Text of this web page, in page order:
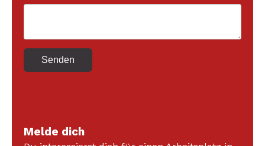
Senden
Melde dich